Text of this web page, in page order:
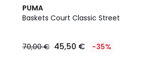
PUMA
Baskets Court Classic Street
70,00 € 45,50 € -35%